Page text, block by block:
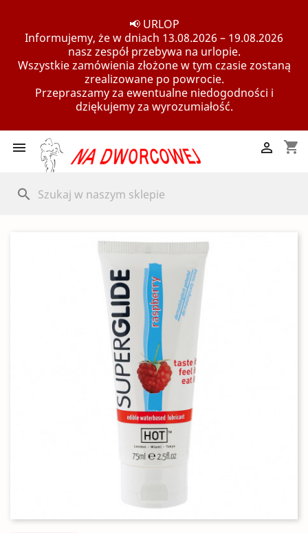
📢 URLOP
Informujemy, że w dniach 13.08.2026 – 19.08.2026
nasz zespół przebywa na urlopie.
Wszystkie zamówienia złożone w tym czasie zostaną
zrealizowane po powrocie.
Przepraszamy za ewentualne niedogodności i
dziękujemy za wyrozumiałość.
 shopping_cart

search